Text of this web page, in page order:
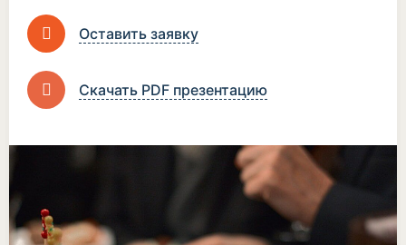
Оставить заявку
Скачать PDF презентацию